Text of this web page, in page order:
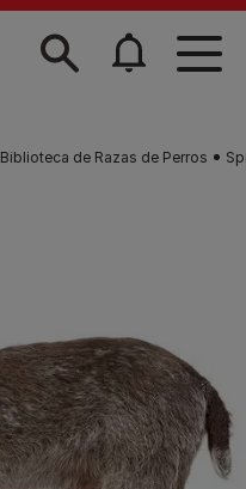
Biblioteca de Razas de Perros